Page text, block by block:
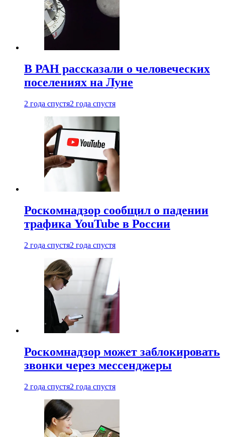
В РАН рассказали о человеческих
поселениях на Луне
2 года спустя2 года спустя
Роскомнадзор сообщил о падении
трафика YouTube в России
2 года спустя2 года спустя
Роскомнадзор может заблокировать
звонки через мессенджеры
2 года спустя2 года спустя